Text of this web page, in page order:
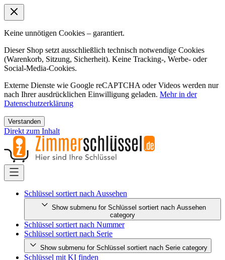
Keine unnötigen Cookies – garantiert.
Dieser Shop setzt ausschließlich technisch notwendige Cookies
(Warenkorb, Sitzung, Sicherheit). Keine Tracking-, Werbe- oder
Social-Media-Cookies.
Externe Dienste wie Google reCAPTCHA oder Videos werden nur
nach Ihrer ausdrücklichen Einwilligung geladen. Mehr in der
Datenschutzerklärung
Verstanden
Direkt zum Inhalt
Schlüssel sortiert nach Aussehen
Show submenu for Schlüssel sortiert nach Aussehen
category
Schlüssel sortiert nach Nummer
Schlüssel sortiert nach Serie
Show submenu for Schlüssel sortiert nach Serie category
Schlüssel mit KI finden